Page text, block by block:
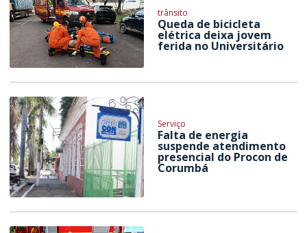
trânsito
Queda de bicicleta
elétrica deixa jovem
ferida no Universitário
Serviço
Falta de energia
suspende atendimento
presencial do Procon de
Corumbá